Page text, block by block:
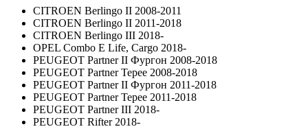
CITROEN Berlingo II 2008-2011
CITROEN Berlingo II 2011-2018
CITROEN Berlingo III 2018-
OPEL Combo E Life, Cargo 2018-
PEUGEOT Partner II Фургон 2008-2018
PEUGEOT Partner Tepee 2008-2018
PEUGEOT Partner II Фургон 2011-2018
PEUGEOT Partner Tepee 2011-2018
PEUGEOT Partner III 2018-
PEUGEOT Rifter 2018-